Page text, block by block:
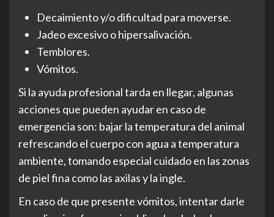
Decaimiento y/o dificultad para moverse.
Jadeo excesivo o hipersalivación.
Temblores.
Vómitos.
Si la ayuda profesional tarda en llegar, algunas
acciones que pueden ayudar en caso de
emergencia son: bajar la temperatura del animal
refrescando el cuerpo con agua a temperatura
ambiente, tomando especial cuidado en las zonas
de piel fina como las axilas y la ingle.
En caso de que presente vómitos, intentar darle